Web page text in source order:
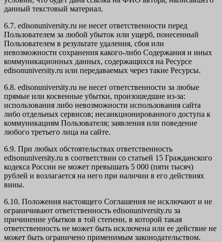
данный текстовый материал.
6.7. edisonuniversity.ru не несет ответственности перед
Пользователем за любой убыток или ущерб, понесенный
Пользователем в результате удаления, сбоя или
невозможности сохранения какого-либо Содержания и иных
коммуникационных данных, содержащихся на Ресурсе
edisonuniversity.ru или передаваемых через такие Ресурсы.
6.8. edisonuniversity.ru не несет ответственности за любые
прямые или косвенные убытки, произошедшие из-за:
использования либо невозможности использования сайта
либо отдельных сервисов; несанкционированного доступа к
коммуникациям Пользователя; заявления или поведение
любого третьего лица на сайте.
6.9. При любых обстоятельствах ответственность
edisonuniversity.ru в соответствии со статьей 15 Гражданского
кодекса России не может превышать 5 000 (пяти тысяч)
рублей и возлагается на него при наличии в его действиях
вины.
6.10. Положения настоящего Соглашения не исключают и не
ограничивают ответственность edisonuniversity.ru за
причинение убытков в той степени, в которой такая
ответственность не может быть исключена или ее действие не
может быть ограничено применимым законодательством.